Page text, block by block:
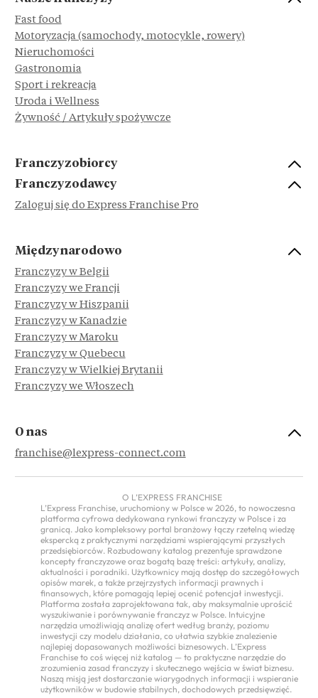
Fast food
Motoryzacja (samochody, motocykle, rowery)
Nieruchomości
Gastronomia
Sport i rekreacja
Uroda i Wellness
Żywność / Artykuły spożywcze
Franczyzobiorcy
Franczyzodawcy
Zaloguj się do Express Franchise Pro
Międzynarodowo
Franczyzy w Belgii
Franczyzy we Francji
Franczyzy w Hiszpanii
Franczyzy w Kanadzie
Franczyzy w Maroku
Franczyzy w Quebecu
Franczyzy w Wielkiej Brytanii
Franczyzy we Włoszech
O nas
franchise@lexpress-connect.com
O L’EXPRESS FRANCHISE
L’Express Franchise, uruchomiony w Polsce w 2026, to nowoczesna
platforma cyfrowa dedykowana rynkowi franczyzy w Polsce i za
granicą. Jako kompleksowy portal branżowy łączy rzetelną wiedzę
ekspercką z praktycznymi narzędziami wspierającymi przyszłych
przedsiębiorców. Rozbudowany katalog prezentuje sprawdzone
koncepty franczyzowe oraz bogatą bazę treści: artykuły, analizy,
aktualności i poradniki. Użytkownicy mają dostęp do szczegółowych
opisów marek, a także przejrzystych informacji prawnych i
finansowych, które pomagają lepiej ocenić potencjał inwestycji.
Platforma została zaprojektowana tak, aby maksymalnie uprościć
wyszukiwanie i porównywanie franczyz w Polsce. Intuicyjne
narzędzia umożliwiają analizę ofert według branży, poziomu
inwestycji czy modelu działania, co ułatwia szybkie znalezienie
najlepiej dopasowanych możliwości biznesowych. L’Express
Franchise to coś więcej niż katalog — to praktyczne narzędzie do
zrozumienia zasad franczyzy i skutecznego wejścia w świat biznesu.
Naszą misją jest dostarczanie wiarygodnych informacji i wspieranie
użytkowników w budowie stabilnych, dochodowych przedsięwzięć.